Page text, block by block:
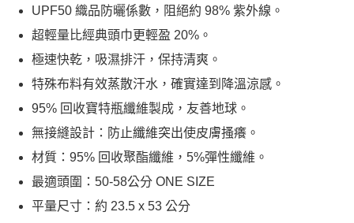
４．使用「AFTEE先享後付」時，將依據個別帳號之用戶狀況，依本公司即
請求用戶進行身份認證。
５．嚴禁一人註冊多個帳號或使用他人資訊註冊。若發現惡意使用之情形，
恩沛科技股份有限公司將有權停止該用戶之使用額度並採取法律行動。
UPF50 織品防曬係數，阻絕約 98% 紫外線。
超輕量比經典頭巾更輕盈 20%。
極速快乾，吸濕排汗，保持清爽。
特殊布料有效蒸散汗水，確實達到降溫涼感。
95% 回收寶特瓶纖維製成，友善地球。
無接縫設計：防止纖維突出使皮膚搔癢。
材質：95% 回收聚酯纖維，5%彈性纖維。
最適頭圍：50-58公分 ONE SIZE
平量尺寸：約 23.5 x 53 公分